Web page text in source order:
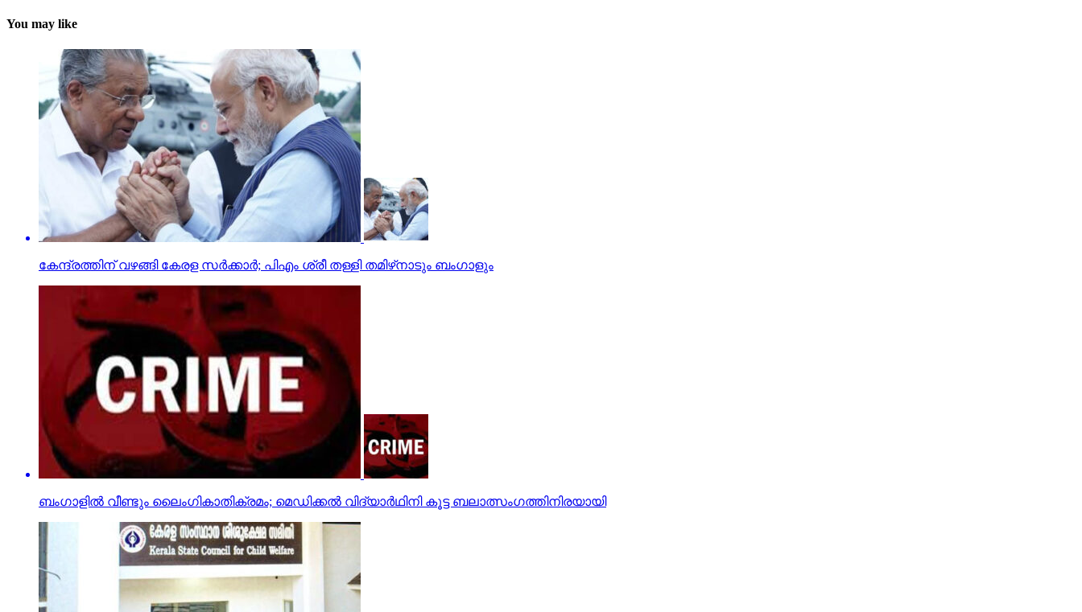
You may like
കേന്ദ്രത്തിന് വഴങ്ങി കേരള സര്‍ക്കാര്‍; പിഎം ശ്രീ തള്ളി തമിഴ്‌നാടും ബംഗാളും
ബംഗാളില്‍ വീണ്ടും ലൈംഗികാതിക്രമം; മെഡിക്കല്‍ വിദ്യാര്‍ഥിനി കൂട്ട ബലാത്സംഗത്തിനിരയായി